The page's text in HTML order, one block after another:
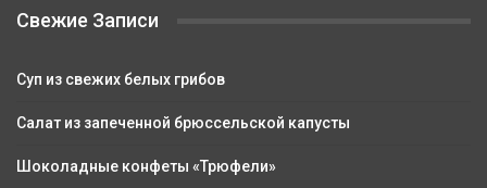
Свежие Записи
Суп из свежих белых грибов
Салат из запеченной брюссельской капусты
Шоколадные конфеты «Трюфели»